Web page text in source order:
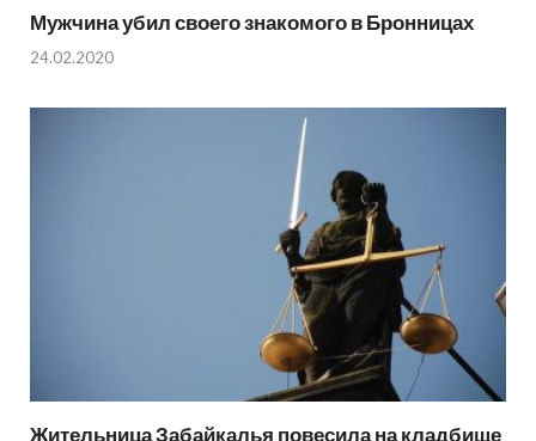
Мужчина убил своего знакомого в Бронницах
24.02.2020
Жительница Забайкалья повесила на кладбище